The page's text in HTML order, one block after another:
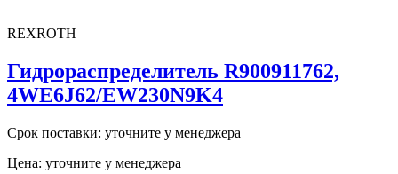
REXROTH
Гидрораспределитель R900911762,
4WE6J62/EW230N9K4
Срок поставки: уточните у менеджера
Цена: уточните у менеджера